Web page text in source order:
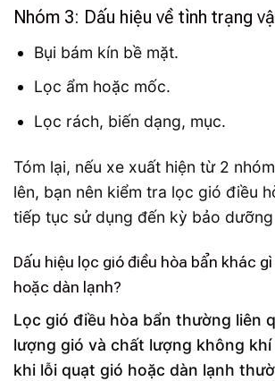
Nhóm 3: Dấu hiệu về tình trạng
Bụi bám kín bề mặt.
Lọc ẩm hoặc mốc.
Lọc rách, biến dạng, mục.
Tóm lại, nếu xe xuất hiện từ 2
lên, bạn nên kiểm tra lọc gió điều
tiếp tục sử dụng đến kỳ bảo
Dấu hiệu lọc gió điều hòa bẩn khác
hoặc dàn lạnh?
Lọc gió điều hòa bẩn thường liên
lượng gió và chất lượng không
khi lỗi quạt gió hoặc dàn lạnh